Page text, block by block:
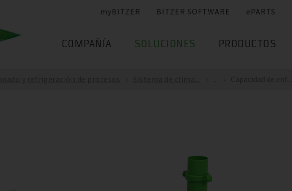
myBITZER BITZER SOFTWARE ePARTS
COMPAÑÍA SOLUCIONES PRODUCTOS